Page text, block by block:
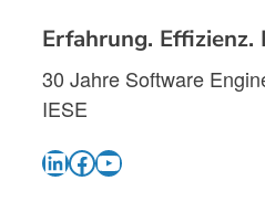
Erfahrung. Effizienz.
30 Jahre Software
IESE
LinkedIn Facebook YouTube